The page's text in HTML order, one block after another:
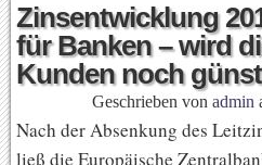
Zinsentwicklung
für Banken – wird
Kunden noch
Geschrieben von admin
Nach der Absenkung des
ließ die Europäische